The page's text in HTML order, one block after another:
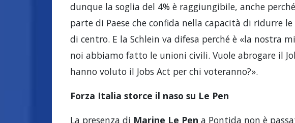
dunque la soglia del 4% è raggiungibile, anche
parte di Paese che confida nella capacità di ridurre
di centro. E la Schlein va difesa perché è «la nostra
noi abbiamo fatto le unioni civili. Vuole abrogare il
hanno voluto il Jobs Act per chi voteranno?».
Forza Italia storce il naso su Le Pen
La presenza di Marine Le Pen a Pontida non è